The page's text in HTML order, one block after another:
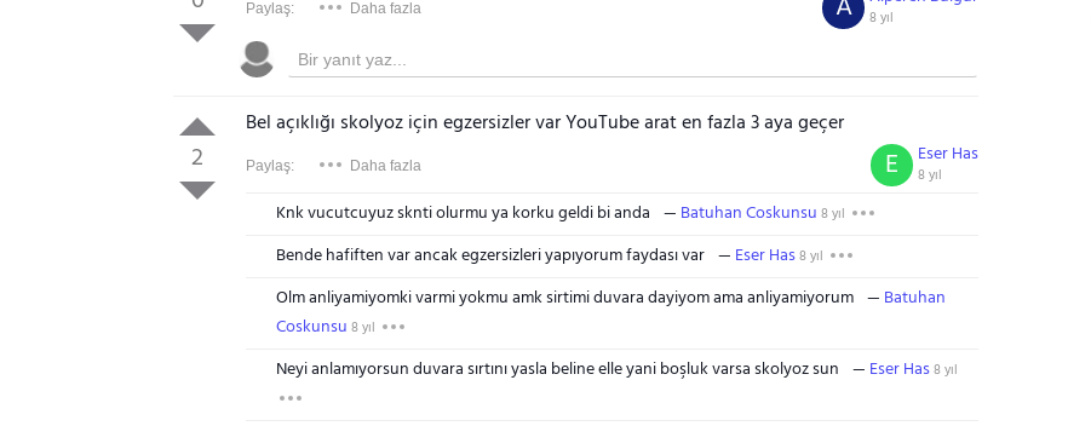
Paylaş: Daha fazla 8 yıl
2
Bel açıklığı skolyoz için egzersizler var YouTube arat en fazla 3 aya geçer
Paylaş: Daha fazla Eser Has
8 yıl
E
Knk vucutcuyuz sknti olurmu ya korku geldi bi anda Batuhan Coskunsu 8 yıl
Bende hafiften var ancak egzersizleri yapıyorum faydası var Eser Has8 yıl
Olm anliyamiyomki varmi yokmu amk sirtimi duvara dayiyom ama anliyamiyorum
Batuhan
Coskunsu 8 yıl
Neyi anlamıyorsun duvara sırtını yasla beline elle yani boşluk varsa skolyoz sun Eser Has8 yıl